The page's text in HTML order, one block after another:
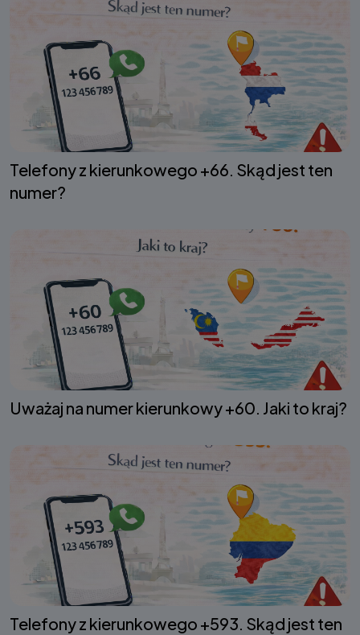
Telefony z kierunkowego +66. Skąd jest ten
numer?
Uważaj na numer kierunkowy +60. Jaki to kraj?
Telefony z kierunkowego +593. Skąd jest ten